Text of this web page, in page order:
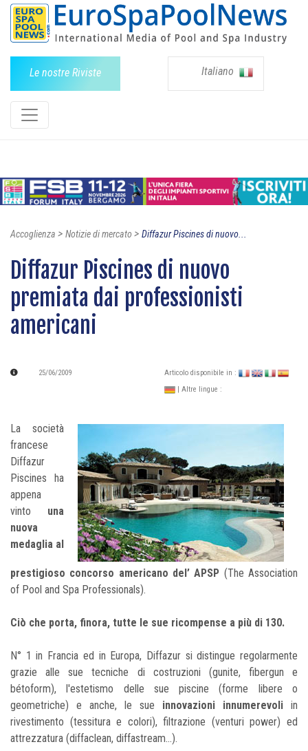
Le nostre Riviste Italiano
Accoglienza > Notizie di mercato > Diffazur Piscines di nuovo...
Diffazur Piscines di nuovo
premiata dai professionisti
americani
25/06/2009
Articolo disponibile in :
| Altre lingue :
La società
francese
Diffazur
Piscines ha
appena
vinto una
nuova
medaglia al
prestigioso concorso americano del’ APSP (The Association
of Pool and Spa Professionals).
Ciò che porta, finora, tutte le sue ricompense a più di 130.
N° 1 in Francia ed in Europa, Diffazur si distingue regolarmente
grazie alle sue tecniche di costruzioni (gunite, fibergun e
bétoform), l'estetismo delle sue piscine (forme libere o
geometriche) e anche, le sue innovazioni innumerevoli in
rivestimento (tessitura e colori), filtrazione (venturi power) ed
attrezzatura (diffaclean, diffastream…).